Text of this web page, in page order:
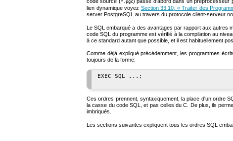
*.pgc
lien dynamique voyez Section 33.10, « Traiter des
server PostgreSQL au travers du protocole client-serveur
LeSQL embarqué a des avantages par rapport aux autres
code SQL du programme est vérifié à la compilation au
à ce standard autant que possible, et il est habituellement
Comme déjà expliqué précédemment, les programmes
toujours de la forme:
EXEC SQL ...;
Ces ordres prennent, syntaxiquement, la place d'un ordre
la casse du codeSQL
, et pas celles du C. De plus, ils
imbriqués.
Les sections suivantes expliquent tous les ordres SQL